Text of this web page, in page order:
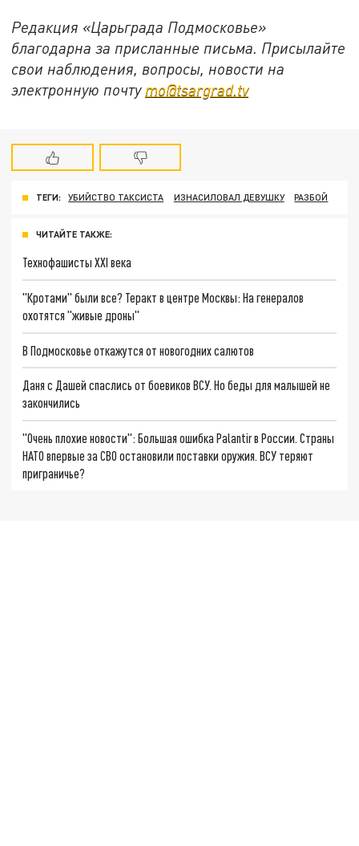
Редакция «Царьграда Подмосковье»
благодарна за присланные письма. Присылайте
свои наблюдения, вопросы, новости на
электронную почту mo@tsargrad.tv
ТЕГИ: УБИЙСТВО ТАКСИСТА ИЗНАСИЛОВАЛ ДЕВУШКУ РАЗБОЙ
ЧИТАЙТЕ ТАКЖЕ:
Технофашисты XXI века
"Кротами" были все? Теракт в центре Москвы: На генералов
охотятся "живые дроны"
В Подмосковье откажутся от новогодних салютов
Даня с Дашей спаслись от боевиков ВСУ. Но беды для малышей не
закончились
"Очень плохие новости": Большая ошибка Palantir в России. Страны
НАТО впервые за СВО остановили поставки оружия. ВСУ теряют
приграничье?